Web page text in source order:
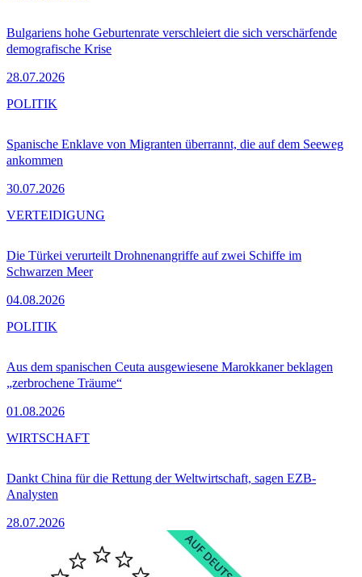
Bulgariens hohe Geburtenrate verschleiert die sich verschärfende
demografische Krise
28.07.2026
Spanische Enklave von Migranten überrannt, die auf dem Seeweg
ankommen
30.07.2026
POLITIK
Die Türkei verurteilt Drohnenangriffe auf zwei Schiffe im
Schwarzen Meer
04.08.2026
VERTEIDIGUNG
Aus dem spanischen Ceuta ausgewiesene Marokkaner beklagen
„zerbrochene Träume“
01.08.2026
POLITIK
Dankt China für die Rettung der Weltwirtschaft, sagen EZB-
Analysten
28.07.2026
WIRTSCHAFT